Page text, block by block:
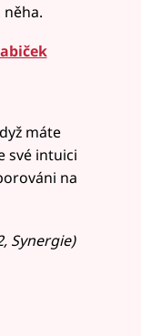
máte
své intuici
na
Synergie)